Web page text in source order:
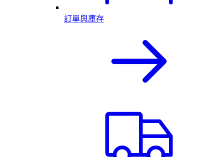
訂單與庫存